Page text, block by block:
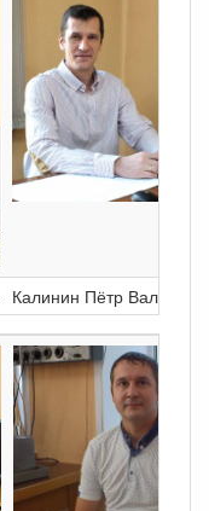
Калинин Пётр